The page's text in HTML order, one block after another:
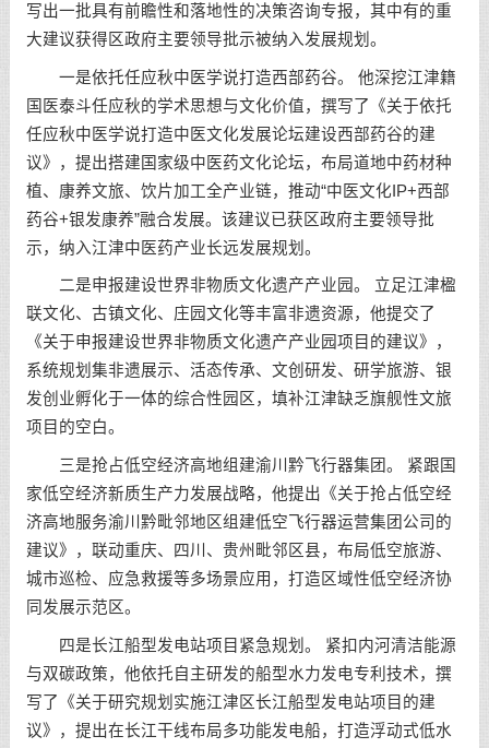
写出一批具有前瞻性和落地性的决策咨询专报，其中有的重
大建议获得区政府主要领导批示被纳入发展规划。
一是依托任应秋中医学说打造西部药谷。 他深挖江津籍
国医泰斗任应秋的学术思想与文化价值，撰写了《关于依托
任应秋中医学说打造中医文化发展论坛建设西部药谷的建
议》，提出搭建国家级中医药文化论坛，布局道地中药材种
植、康养文旅、饮片加工全产业链，推动“中医文化IP+西部
药谷+银发康养”融合发展。该建议已获区政府主要领导批
示，纳入江津中医药产业长远发展规划。
二是申报建设世界非物质文化遗产产业园。 立足江津楹
联文化、古镇文化、庄园文化等丰富非遗资源，他提交了
《关于申报建设世界非物质文化遗产产业园项目的建议》，
系统规划集非遗展示、活态传承、文创研发、研学旅游、银
发创业孵化于一体的综合性园区，填补江津缺乏旗舰性文旅
项目的空白。
三是抢占低空经济高地组建渝川黔飞行器集团。 紧跟国
家低空经济新质生产力发展战略，他提出《关于抢占低空经
济高地服务渝川黔毗邻地区组建低空飞行器运营集团公司的
建议》，联动重庆、四川、贵州毗邻区县，布局低空旅游、
城市巡检、应急救援等多场景应用，打造区域性低空经济协
同发展示范区。
四是长江船型发电站项目紧急规划。 紧扣内河清洁能源
与双碳政策，他依托自主研发的船型水力发电专利技术，撰
写了《关于研究规划实施江津区长江船型发电站项目的建
议》，提出在长江干线布局多功能发电船，打造浮动式低水